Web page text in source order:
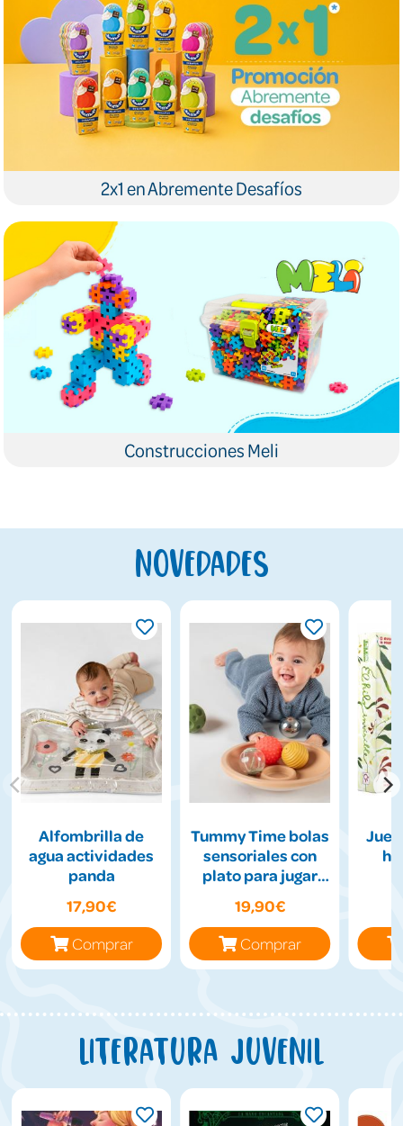
2x1 en Abremente Desafíos
Construcciones Meli
Novedades
Alfombrilla de
agua actividades
panda
17,90€
Comprar
Tummy Time bolas
sensoriales con
plato para jugar
19,90€
Comprar
Literatura juvenil